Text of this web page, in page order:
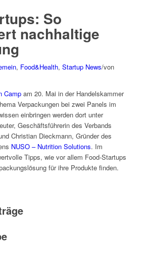
So
nachhaltige
, Food&Health, Startup News/von
Campam 20. Mai in der Handelskammer
Verpackungen bei zwei Panels im
einbringen werden dort unter
Geschäftsführerin des Verbands
Christian Dieckmann, Gründer des
NUSO – Nutrition Solutions. Im
Tipps, wie vor allem Food-Startups
für ihre Produkte finden.